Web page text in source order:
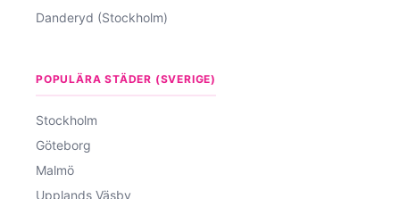
Danderyd (Stockholm)
POPULÄRA STÄDER (SVERIGE)
Stockholm
Göteborg
Malmö
Upplands Väsby